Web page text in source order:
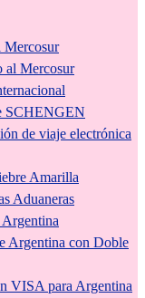
Mercosur
al Mercosur
SCHENGEN
de viaje electrónica
Amarilla
Aduaneras
Argentina con Doble
VISA para Argentina